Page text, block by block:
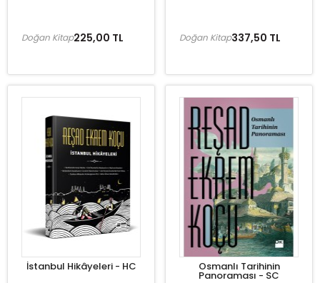
225,00 TL
Doğan Kitap 337,50 TL
Doğan Kitap
İstanbul Hikâyeleri - HC Osmanlı Tarihinin
Panoraması - SC